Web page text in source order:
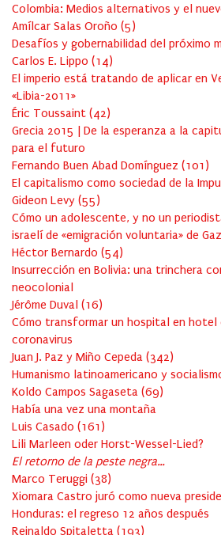
Colombia: Medios alternativos y el
Amílcar Salas Oroño (5)
Desafíos y gobernabilidad del próximo
Carlos E. Lippo (14)
El imperio está tratando de aplicar en
«Libia-2011»
Éric Toussaint (42)
Grecia 2015 | De la esperanza a la
para el futuro
Fernando Buen Abad Domínguez (101 )
El capitalismo como sociedad de la
Gideon Levy (55)
Cómo un adolescente, y no un
israelí de «emigración voluntaria» de
Héctor Bernardo (54)
Insurrección en Bolivia: una trinchera
neocolonial
Jérôme Duval (16)
Cómo transformar un hospital en hotel
coronavirus
Juan J. Paz y Miño Cepeda (342)
Humanismo latinoamericano y
Koldo Campos Sagaseta (69)
Había una vez una montaña
Luis Casado (161 )
Lili Marleen oder Horst-Wessel-Lied?
El retorno de la peste negra…
Marco Teruggi (38)
Xiomara Castro juró como nueva
Honduras: el regreso 12 años después
Reinaldo Spitaletta (193)